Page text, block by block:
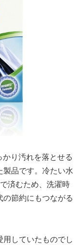
り汚れを落とせる
品です。冷たい水
済むため、洗濯時
節約にもつながる
していたものでし